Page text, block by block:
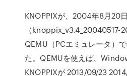
KNOPPIXが、2004年8月20
（knoppix_v3.4_20040517-
QEMU（PCエミュレータ）
た。QEMUを使えば、
KNOPPIXが 2013/09/23